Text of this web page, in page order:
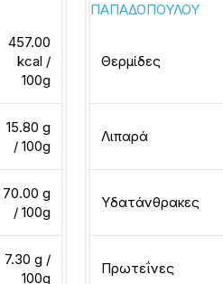
457.00
kcal /
100g
15.80 g
/ 100g
70.00 g
/ 100g
7.30 g /
100g
ΠΑΠΑΔΟΠΟΥΛΟΥ
Θερμίδες
Λιπαρά
Υδατάνθρακες
Πρωτεΐνες